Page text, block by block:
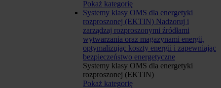
Pokaż kategorię
Systemy klasy OMS dla energetyki
rozproszonej (EKTIN) Nadzoruj i
zarządzaj rozproszonymi źródłami
wytwarzania oraz magazynami energii,
optymalizując koszty energii i zapewniając
bezpieczeństwo energetyczne
Systemy klasy OMS dla energetyki
rozproszonej (EKTIN)
Pokaż kategorię